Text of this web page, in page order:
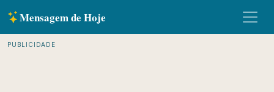
Mensagem de Hoje
PUBLICIDADE